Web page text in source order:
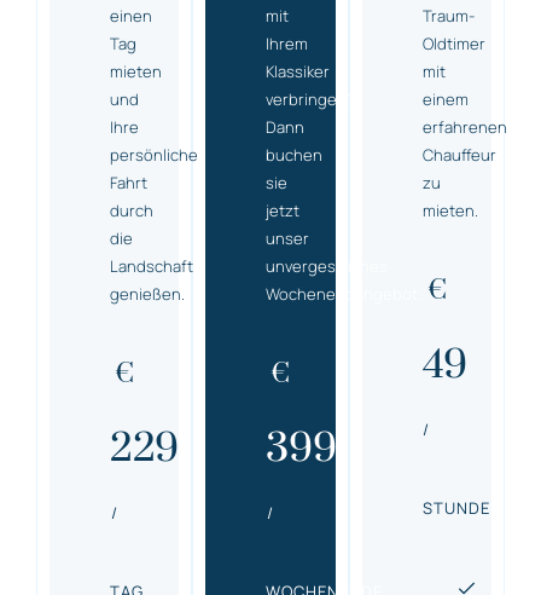
einen
Tag
mieten
und
Ihre
persönliche
Fahrt
durch
die
Landschaft
genießen.
€
229
/
mit
Ihrem
Klassiker
verbringen?
Dann
buchen
sie
jetzt
unser
unvergessliches
Wochenendangebot.
€
399
/
Traum-
Oldtimer
mit
einem
erfahrenen
Chauffeur
zu
mieten.
€
49
/
STUNDE